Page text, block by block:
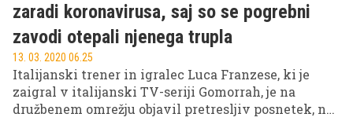
zaradi koronavirusa, saj so se pogrebni
zavodi otepali njenega trupla
13. 03. 2020 06.25
Italijanski trener in igralec Luca Franzese, ki je
zaigral v italijanski TV-seriji Gomorrah, je na
družbenem omrežju objavil pretresljiv posnetek, na